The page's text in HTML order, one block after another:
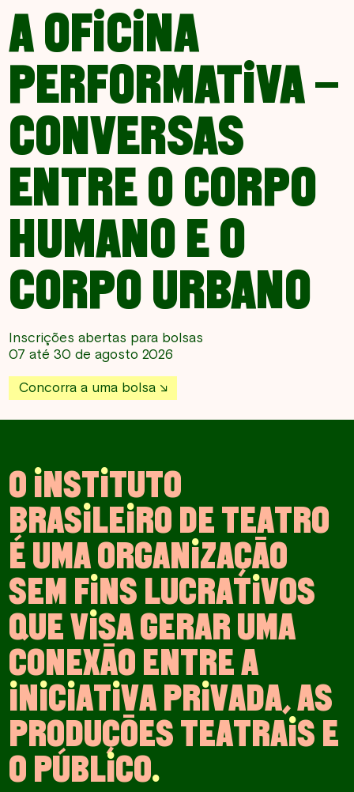
A OFICINA
PERFORMATIVA –
CONVERSAS
ENTRE O CORPO
HUMANO E O
CORPO URBANO
Inscrições abertas para bolsas
07 até 30 de agosto 2026
Concorra a uma bolsa
OINSTITUTO
BRASILEIRODETEATRO
ÉUMAORGANIZAÇÃO
SEMFINSLUCRATIVOS
QUEVISAGERARUMA
CONEXÃOENTREA
INICIATIVAPRIVADA,AS
PRODUÇÕESTEATRAISE
OPÚBLICO.